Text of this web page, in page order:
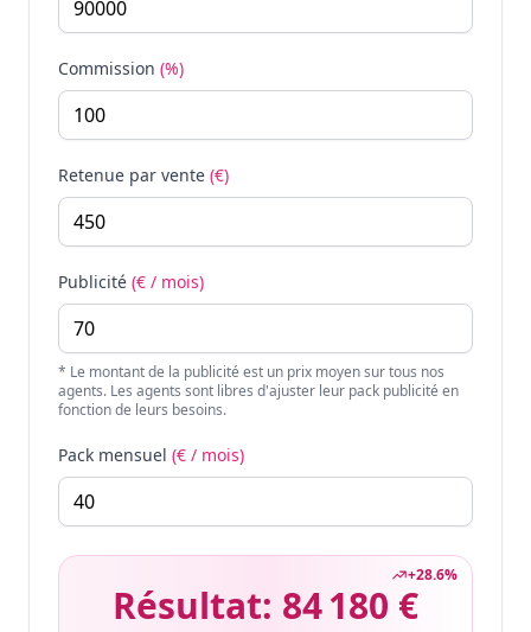
Commission (%)
Retenue par vente (€)
Publicité (€ / mois)
* Le montant de la publicité est un prix moyen sur tous nos
agents. Les agents sont libres d'ajuster leur pack publicité en
fonction de leurs besoins.
Pack mensuel (€ / mois)
+28.6%
Résultat: 84 180 €